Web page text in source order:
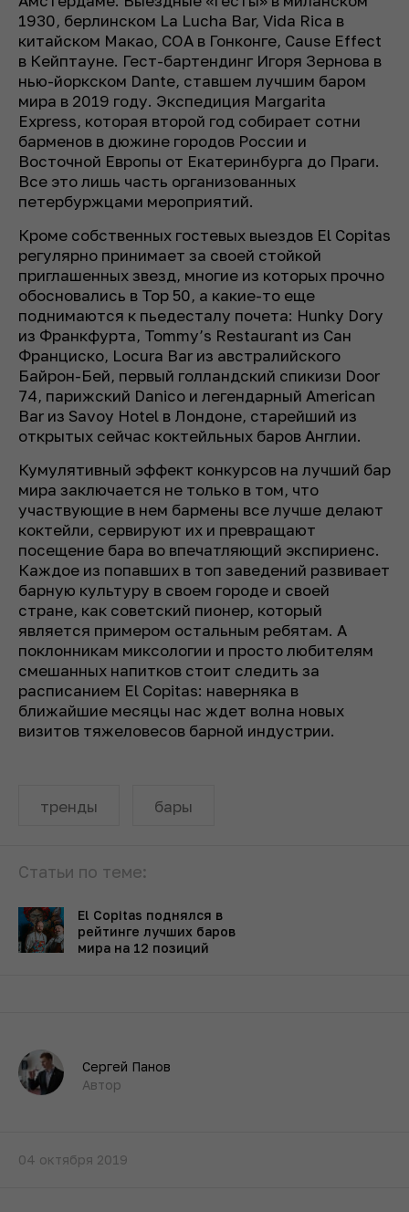
1930, берлинском La Lucha Bar, Vida Rica в
китайском Макао, COA в Гонконге, Cause Effect
в Кейптауне. Гест-бартендинг Игоря Зернова в
нью-йоркском Dante, ставшем лучшим баром
мира в 2019 году. Экспедиция Margarita
Express, которая второй год собирает сотни
барменов в дюжине городов России и
Восточной Европы от Екатеринбурга до Праги.
Все это лишь часть организованных
петербуржцами мероприятий.
Кроме собственных гостевых выездов El Copitas
регулярно принимает за своей стойкой
приглашенных звезд, многие из которых прочно
обосновались в Top 50, а какие-то еще
поднимаются к пьедесталу почета: Hunky Dory
из Франкфурта, Tommy’s Restaurant из Сан
Франциско, Locura Bar из австралийского
Байрон-Бей, первый голландский спикизи Door
74, парижский Danico и легендарный American
Bar из Savoy Hotel в Лондоне, старейший из
открытых сейчас коктейльных баров Англии.
Кумулятивный эффект конкурсов на лучший бар
мира заключается не только в том, что
участвующие в нем бармены все лучше делают
коктейли, сервируют их и превращают
посещение бара во впечатляющий экспириенс.
Каждое из попавших в топ заведений развивает
барную культуру в своем городе и своей
стране, как советский пионер, который
является примером остальным ребятам. А
поклонникам миксологии и просто любителям
смешанных напитков стоит следить за
расписанием El Copitas: наверняка в
ближайшие месяцы нас ждет волна новых
визитов тяжеловесов барной индустрии.
тренды бары
Статьи по теме:
El Copitas поднялся в
рейтинге лучших баров
мира на 12 позиций
Сергей Панов
Автор
04 октября 2019